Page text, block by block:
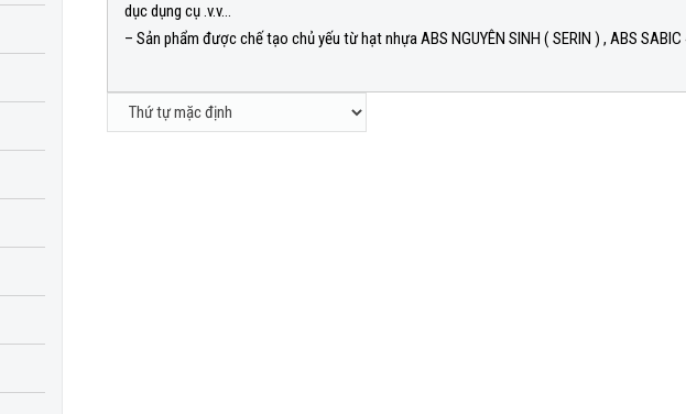
dục dụng cụ .v.v…
– Sản phẩm được chế tạo chủ yếu từ hạt nhựa ABS NGUYÊN SINH ( SERIN ) , ABS SABIC